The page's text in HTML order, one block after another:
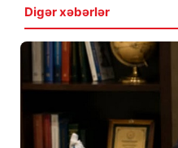
Digər xəbərlər